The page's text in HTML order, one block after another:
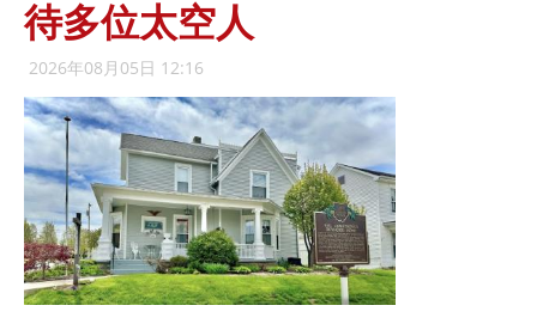
待多位太空人
2026年08月05日 12:16